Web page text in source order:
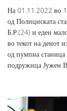
На 01.11.2022 во
од Полициската
Б.Р.(24) и еден
во текот на денот
од пумпна
подружнца Јужен